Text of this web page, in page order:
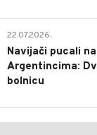
22.07.2026.
Navijači pucali
Argentincima:
bolnicu